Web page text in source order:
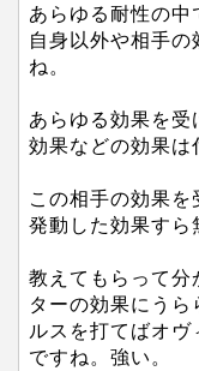
あらゆる耐性の中
自身以外や相手
ね。
あらゆる効果を
効果などの効果は
この相手の効果
発動した効果すら
教えてもらって
ターの効果にう
ルスを打てばオヴ
ですね。強い。